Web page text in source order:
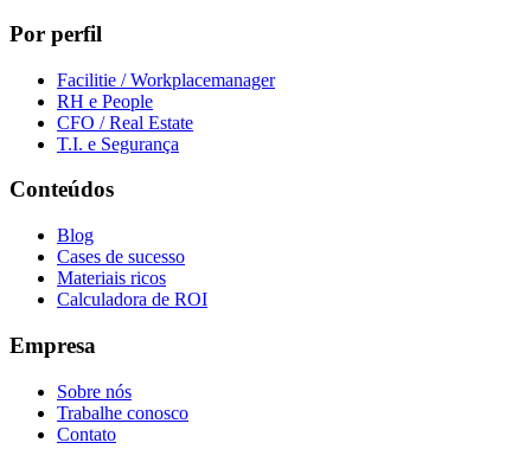
Por perfil
Facilitie / Workplacemanager
RH e People
CFO / Real Estate
T.I. e Segurança
Conteúdos
Blog
Cases de sucesso
Materiais ricos
Calculadora de ROI
Empresa
Sobre nós
Trabalhe conosco
Contato